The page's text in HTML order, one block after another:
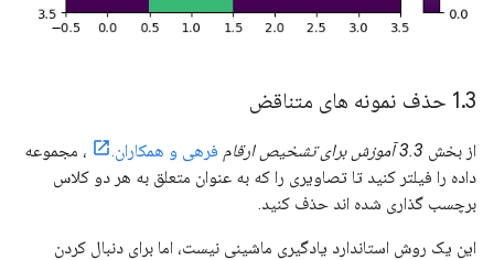
1.3 حذف نمونه های متناقض
از بخش 3.3 آموزش برای تشخیص ارقام فرهی و همکاران.
، مجموعه
داده را فیلتر کنید تا تصاویری را که به عنوان متعلق به هر دو کلاس
برچسب گذاری شده اند حذف کنید.
این یک روش استاندارد یادگیری ماشینی نیست، اما برای دنبال کردن